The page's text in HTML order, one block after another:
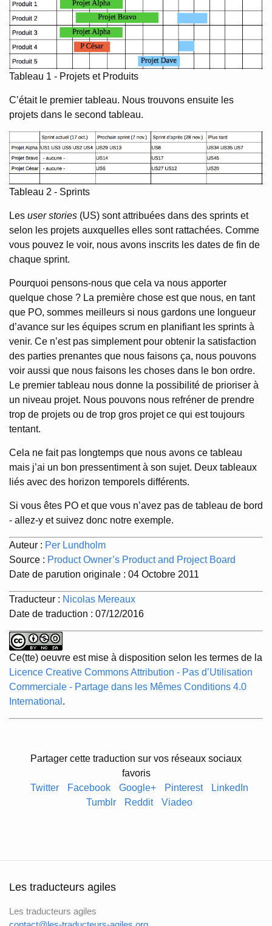
Tableau 1 - Projets et Produits
C’était le premier tableau. Nous trouvons ensuite les
projets dans le second tableau.
Tableau 2 - Sprints
Les user stories (US) sont attribuées dans des sprints et
selon les projets auxquelles elles sont rattachées. Comme
vous pouvez le voir, nous avons inscrits les dates de fin de
chaque sprint.
Pourquoi pensons-nous que cela va nous apporter
quelque chose ? La première chose est que nous, en tant
que PO, sommes meilleurs si nous gardons une longueur
d’avance sur les équipes scrum en planifiant les sprints à
venir. Ce n’est pas simplement pour obtenir la satisfaction
des parties prenantes que nous faisons ça, nous pouvons
voir aussi que nous faisons les choses dans le bon ordre.
Le premier tableau nous donne la possibilité de prioriser à
un niveau projet. Nous pouvons nous refréner de prendre
trop de projets ou de trop gros projet ce qui est toujours
tentant.
Cela ne fait pas longtemps que nous avons ce tableau
mais j’ai un bon pressentiment à son sujet. Deux tableaux
liés avec des horizon temporels différents.
Si vous êtes PO et que vous n’avez pas de tableau de bord
- allez-y et suivez donc notre exemple.
Auteur : Per Lundholm
Source : Product Owner’s Product and Project Board
Date de parution originale : 04 Octobre 2011
Traducteur : Nicolas Mereaux
Date de traduction : 07/12/2016
Ce(tte) oeuvre est mise à disposition selon les termes de la
Licence Creative Commons Attribution - Pas d’Utilisation
Commerciale - Partage dans les Mêmes Conditions 4.0
International .
Partager cette traduction sur vos réseaux sociaux
favoris
Twitter
Facebook Google+ Pinterest
LinkedIn
Tumblr
Reddit Viadeo
Les traducteurs agiles
Les traducteurs agiles